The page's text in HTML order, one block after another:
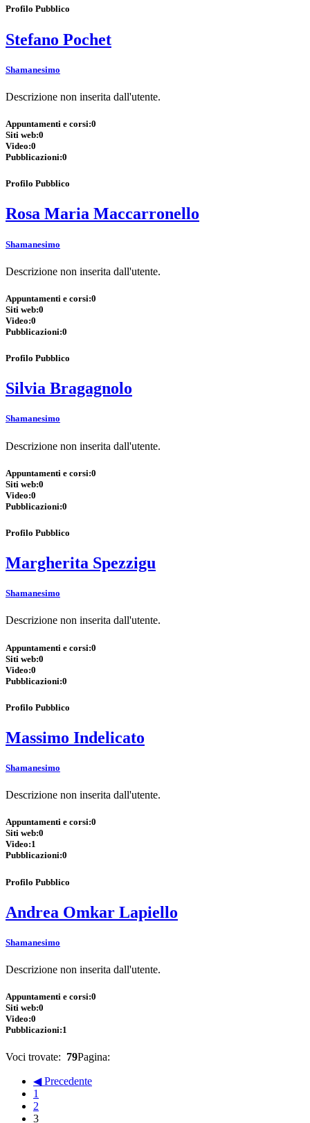
Profilo Pubblico
Stefano Pochet
Shamanesimo
Descrizione non inserita dall'utente.
Appuntamenti e corsi:0
Siti web:0
Video:0
Pubblicazioni:0
Profilo Pubblico
Rosa Maria Maccarronello
Shamanesimo
Descrizione non inserita dall'utente.
Appuntamenti e corsi:0
Siti web:0
Video:0
Pubblicazioni:0
Profilo Pubblico
Silvia Bragagnolo
Shamanesimo
Descrizione non inserita dall'utente.
Appuntamenti e corsi:0
Siti web:0
Video:0
Pubblicazioni:0
Profilo Pubblico
Margherita Spezzigu
Shamanesimo
Descrizione non inserita dall'utente.
Appuntamenti e corsi:0
Siti web:0
Video:0
Pubblicazioni:0
Profilo Pubblico
Massimo Indelicato
Shamanesimo
Descrizione non inserita dall'utente.
Appuntamenti e corsi:0
Siti web:0
Video:1
Pubblicazioni:0
Profilo Pubblico
Andrea Omkar Lapiello
Shamanesimo
Descrizione non inserita dall'utente.
Appuntamenti e corsi:0
Siti web:0
Video:0
Pubblicazioni:1
Voci trovate: 79Pagina:
◀ Precedente
1
2
3